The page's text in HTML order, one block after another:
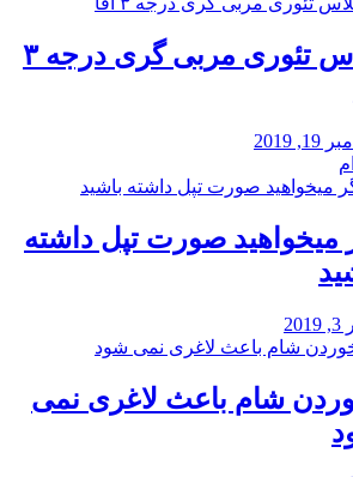
کلاس تئوری مربی گری درجه ۳
2019
میخواهید صورت تپل داشته
شام باعث لاغری نمی